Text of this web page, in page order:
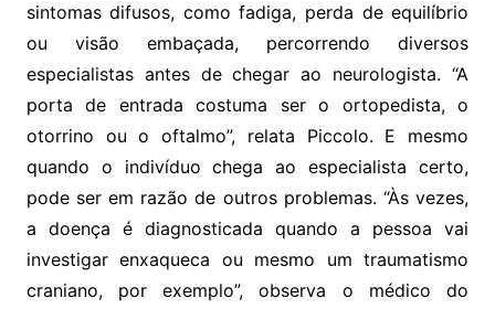
sintomas difusos, como fadiga, perda de equilíbrio
ou visão embaçada, percorrendo diversos
especialistas antes de chegar ao neurologista. “A
porta de entrada costuma ser o ortopedista, o
otorrino ou o oftalmo”, relata Piccolo. E mesmo
quando o indivíduo chega ao especialista certo,
pode ser em razão de outros problemas. “Às vezes,
a doença é diagnosticada quando a pessoa vai
investigar enxaqueca ou mesmo um traumatismo
craniano, por exemplo”, observa o médico do